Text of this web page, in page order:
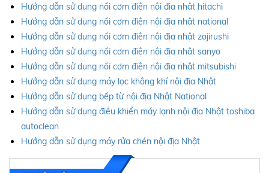
Hướng dẫn sử dụng nồi cơm điện nội địa nhật hitachi
Hướng dẫn sử dụng nồi cơm điện nội địa nhật national
Hướng dẫn sử dụng nồi cơm điện nội địa nhật zojirushi
Hướng dẫn sử dụng nồi cơm điện nội địa nhật sanyo
Hướng dẫn sử dụng nồi cơm điện nội địa nhật mitsubishi
Hướng dẫn sử dụng máy lọc không khí nội địa Nhật
Hướng dẫn sử dụng bếp từ nội địa Nhật National
Hướng dẫn sử dụng điều khiển máy lạnh nội địa Nhật toshiba
autoclean
Hướng dẫn sử dụng máy rửa chén nội địa Nhật